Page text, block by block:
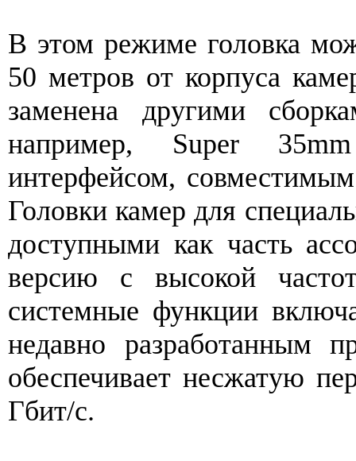
В этом режиме головка
50 метров от корпуса
заменена другими
например, Super
интерфейсом,
Головки камер для
доступными как часть
версию с высокой
системные функции
недавно разработанным
обеспечивает несжатую
Гбит/с.